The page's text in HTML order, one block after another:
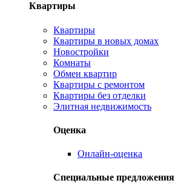
Квартиры
Квартиры
Квартиры в новых домах
Новостройки
Комнаты
Обмен квартир
Квартиры с ремонтом
Квартиры без отделки
Элитная недвижимость
Оценка
Онлайн-оценка
Специальные предложения